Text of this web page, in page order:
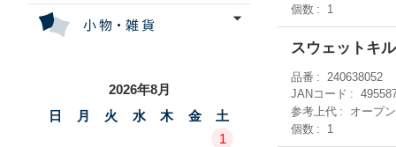
個数
1
スウェット
品番
240638052
JANコード
参考上代
オープン
個数
1
2026年8月
日
月 火 水 木 金
土
1